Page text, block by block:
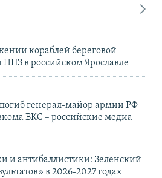
кораблей береговой
в российском Ярославле
генерал-майор армии РФ
ВКС – российские медиа
и антибаллистики: Зеленский
в 2026-2027 годах